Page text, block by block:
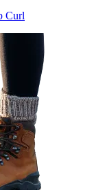
Curl